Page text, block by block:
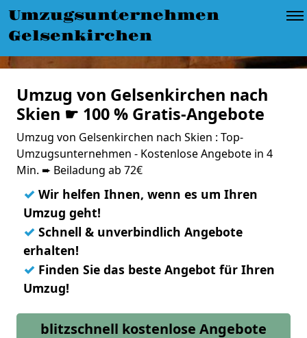
Umzugsunternehmen
Gelsenkirchen
Umzug von Gelsenkirchen nach
Skien ☛ 100 % Gratis-Angebote
Umzug von Gelsenkirchen nach Skien : Top-
Umzugsunternehmen - Kostenlose Angebote in 4
Min. ➨ Beiladung ab 72€
✓ Wir helfen Ihnen, wenn es um Ihren
Umzug geht!
✓ Schnell & unverbindlich Angebote
erhalten!
✓ Finden Sie das beste Angebot für Ihren
Umzug!
blitzschnell kostenlose Angebote